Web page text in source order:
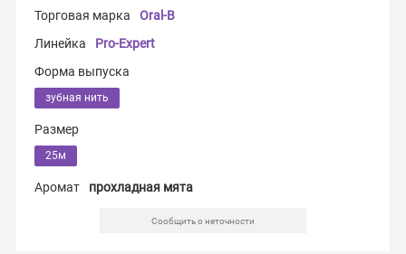
Торговая марка
Oral-B
Линейка
Pro-Expert
Форма выпуска
зубная нить
Размер
25м
Аромат прохладная мята
Сообщить о неточности